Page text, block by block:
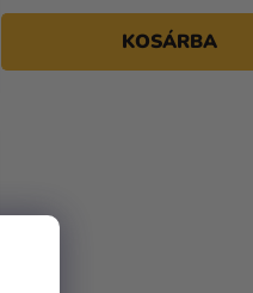
KOSÁRBA